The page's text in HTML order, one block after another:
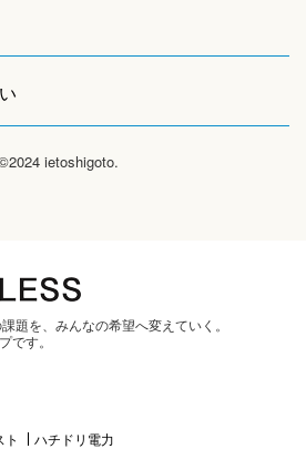
ietoshigoto.
題を、みんなの希望へ変えていく。
です。
ハチドリ電力